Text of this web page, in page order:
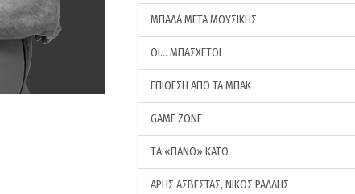
ΜΠΑΛΑ ΜΕΤΑ ΜΟΥΣΙΚΗΣ
ΟΙ… ΜΠΑΣΧΕΤΟΙ
ΕΠΙΘΕΣΗ ΑΠΟ ΤΑ ΜΠΑΚ
GAME ZONE
ΤA «ΠΑΝΟ» ΚΑΤΩ
ΑΡΗΣ ΑΣΒΕΣΤΑΣ, ΝΙΚΟΣ ΡΑΛΛΗΣ